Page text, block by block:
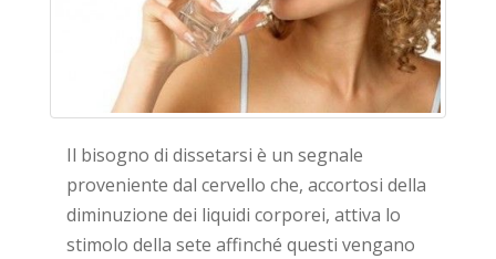
Il bisogno di dissetarsi è un segnale
proveniente dal cervello che, accortosi della
diminuzione dei liquidi corporei, attiva lo
stimolo della sete affinché questi vengano